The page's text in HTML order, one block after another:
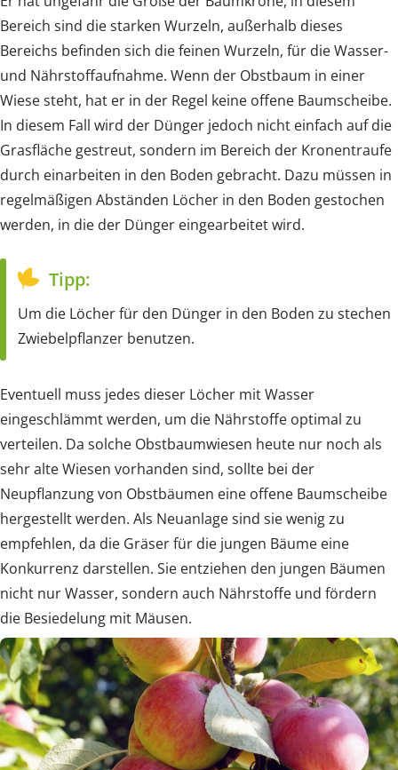
Bereich sind die starken Wurzeln, außerhalb dieses
Bereichs befinden sich die feinen Wurzeln, für die Wasser-
und Nährstoffaufnahme. Wenn der Obstbaum in einer
Wiese steht, hat er in der Regel keine offene Baumscheibe.
In diesem Fall wird der Dünger jedoch nicht einfach auf die
Grasfläche gestreut, sondern im Bereich der Kronentraufe
durch einarbeiten in den Boden gebracht. Dazu müssen in
regelmäßigen Abständen Löcher in den Boden gestochen
werden, in die der Dünger eingearbeitet wird.
Tipp:
Um die Löcher für den Dünger in den Boden zu stechen
Zwiebelpflanzer benutzen.
Eventuell muss jedes dieser Löcher mit Wasser
eingeschlämmt werden, um die Nährstoffe optimal zu
verteilen. Da solche Obstbaumwiesen heute nur noch als
sehr alte Wiesen vorhanden sind, sollte bei der
Neupflanzung von Obstbäumen eine offene Baumscheibe
hergestellt werden. Als Neuanlage sind sie wenig zu
empfehlen, da die Gräser für die jungen Bäume eine
Konkurrenz darstellen. Sie entziehen den jungen Bäumen
nicht nur Wasser, sondern auch Nährstoffe und fördern
die Besiedelung mit Mäusen.